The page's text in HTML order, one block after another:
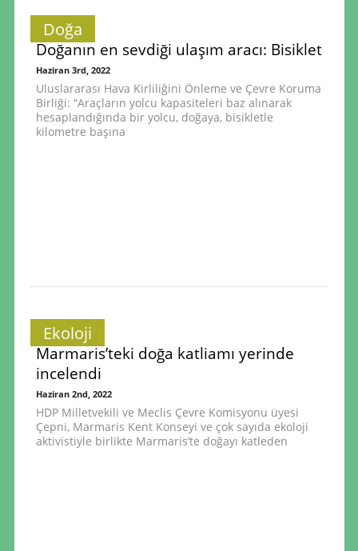
Doğa
Doğanın en sevdiği ulaşım aracı: Bisiklet
Haziran 3rd, 2022
Uluslararası Hava Kirliliğini Önleme ve Çevre Koruma
Birliği: “Araçların yolcu kapasiteleri baz alınarak
hesaplandığında bir yolcu, doğaya, bisikletle
kilometre başına
Ekoloji
Marmaris’teki doğa katliamı yerinde
incelendi
Haziran 2nd, 2022
HDP Milletvekili ve Meclis Çevre Komisyonu üyesi
Çepni, Marmaris Kent Konseyi ve çok sayıda ekoloji
aktivistiyle birlikte Marmaris’te doğayı katleden